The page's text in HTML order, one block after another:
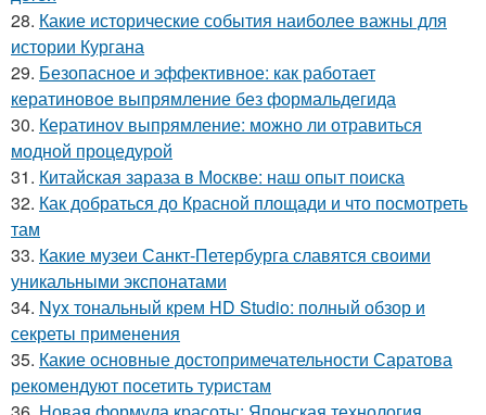
28. Какие исторические события наиболее важны для
истории Кургана
29. Безопасное и эффективное: как работает
кератиновое выпрямление без формальдегида
30. Кератинov выпрямление: можно ли отравиться
модной процедурой
31. Китайская зараза в Москве: наш опыт поиска
32. Как добраться до Красной площади и что посмотреть
там
33. Какие музеи Санкт-Петербурга славятся своими
уникальными экспонатами
34. Nyx тональный крем HD Studio: полный обзор и
секреты применения
35. Какие основные достопримечательности Саратова
рекомендуют посетить туристам